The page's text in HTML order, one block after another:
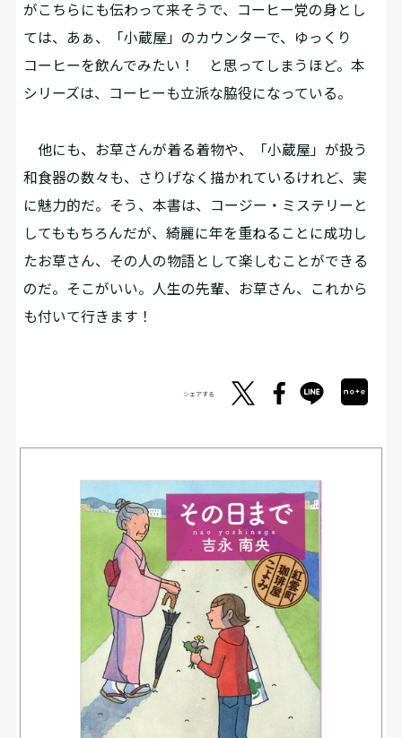
がこちらにも伝わって来そうで、コーヒー党の身とし
ては、あぁ、「小蔵屋」のカウンターで、ゆっくり
コーヒーを飲んでみたい！ と思ってしまうほど。本
シリーズは、コーヒーも立派な脇役になっている。
他にも、お草さんが着る着物や、「小蔵屋」が扱う
和食器の数々も、さりげなく描かれているけれど、実
に魅力的だ。そう、本書は、コージー・ミステリーと
してももちろんだが、綺麗に年を重ねることに成功し
たお草さん、その人の物語として楽しむことができる
のだ。そこがいい。人生の先輩、お草さん、これから
も付いて行きます！
シェアする